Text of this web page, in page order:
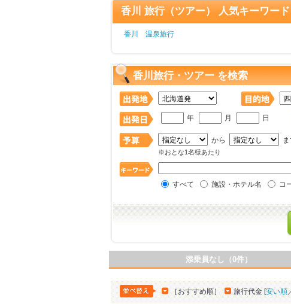
香川 旅行（ツアー） 人気キーワード
香川 温泉旅行
香川旅行・ツアー を検索
年 月 日
から
※おとな1名様あたり
すべて 施設・ホテル名 コ
添乗員なし（0件）
［おすすめ順］ 旅行代金 [安い順